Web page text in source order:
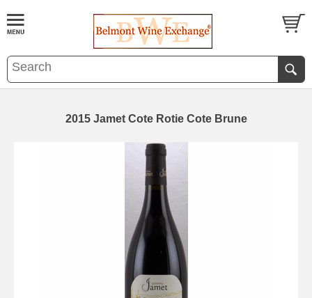
2015 Jamet Cote Rotie Cote Brune